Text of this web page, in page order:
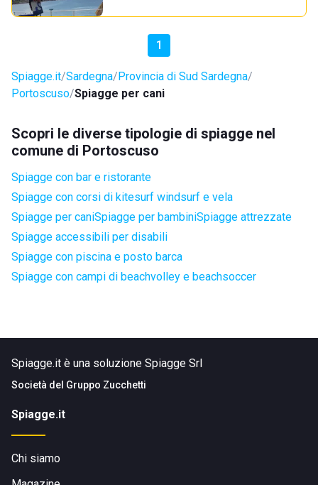
1
Spiagge.it Sardegna Provincia di Sud Sardegna
Portoscuso Spiagge per cani
Scopri le diverse tipologie di spiagge nel
comune di Portoscuso
Spiagge con bar e ristorante
Spiagge con corsi di kitesurf windsurf e vela
Spiagge per caniSpiagge per bambiniSpiagge attrezzate
Spiagge accessibili per disabili
Spiagge con piscina e posto barca
Spiagge con campi di beachvolley e beachsoccer
Spiagge.it è una soluzione Spiagge Srl
Società del Gruppo Zucchetti
Spiagge.it
Chi siamo